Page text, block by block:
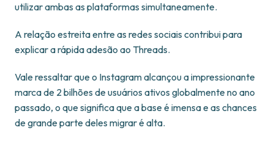
utilizar ambas as plataformas simultaneamente.
A relação estreita entre as redes sociais contribui para
explicar a rápida adesão ao Threads.
Vale ressaltar que o Instagram alcançou a impressionante
marca de 2 bilhões de usuários ativos globalmente no ano
passado, o que significa que a base é imensa e as chances
de grande parte deles migrar é alta.